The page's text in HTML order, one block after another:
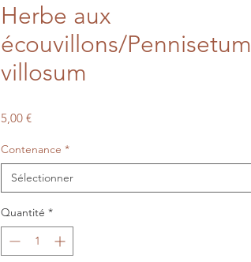
Herbe aux
écouvillons/Pennisetum
villosum
5,00 €Prix
Contenance *
Sélectionner
Quantité *